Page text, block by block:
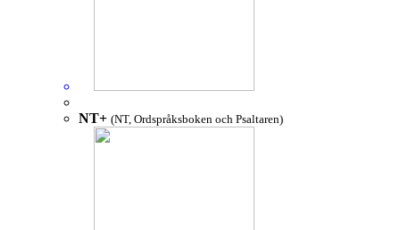
NT+ (NT, Ordspråksboken och Psaltaren)